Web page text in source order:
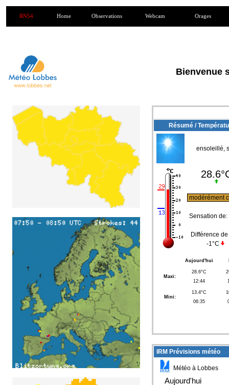
RN54 Home Observations Webcam Orages
Bienvenue
Résumé /
ensoleillé,
modérément
Sensation de:
Différence
-1°C
Aujourd'hui
Maxi:
28.6°C
12:44
Mini:
13.4°C
06:35
IRM Prévisions météo